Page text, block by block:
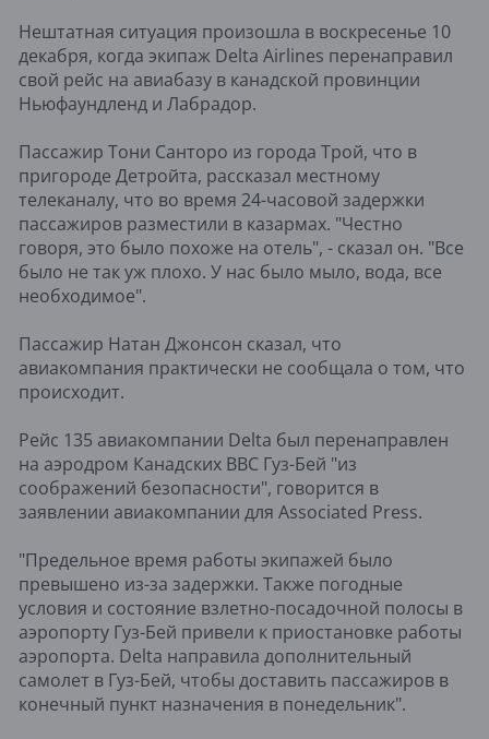
Нештатная ситуация произошла в воскресенье 10
декабря, когда экипаж Delta Airlines перенаправил
свой рейс на авиабазу в канадской провинции
Ньюфаундленд и Лабрадор.
Пассажир Тони Санторо из города Трой, что в
пригороде Детройта, рассказал местному
телеканалу, что во время 24-часовой задержки
пассажиров разместили в казармах. "Честно
говоря, это было похоже на отель", - сказал он. "Все
было не так уж плохо. У нас было мыло, вода, все
необходимое".
Пассажир Натан Джонсон сказал, что
авиакомпания практически не сообщала о том, что
происходит.
Рейс 135 авиакомпании Delta был перенаправлен
на аэродром Канадских ВВС Гуз-Бей "из
соображений безопасности", говорится в
заявлении авиакомпании для Associated Press.
"Предельное время работы экипажей было
превышено из-за задержки. Также погодные
условия и состояние взлетно-посадочной полосы в
аэропорту Гуз-Бей привели к приостановке работы
аэропорта. Delta направила дополнительный
самолет в Гуз-Бей, чтобы доставить пассажиров в
конечный пункт назначения в понедельник".